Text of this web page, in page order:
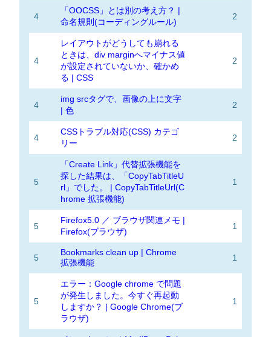
4
「OOCSS」とは別の考え方？ |
命名規則(コーディングルール)
2
4
レイアウトがどうしても崩れる
ときは、div marginへマイナス値
が設定されていないか、確かめ
る | CSS
2
4
img srcタグで、画像の上に文字
| 色
2
4
CSSトラブル対応(CSS) カテゴ
リー
2
5
「Create Link」代替拡張機能を
探した結果は、「CopyTabTitleU
rl」でした。 | CopyTabTitleUrl(C
hrome 拡張機能)
1
5
Firefox5.0 ／ ブラウザ関連メモ |
Firefox(ブラウザ)
1
5
Bookmarks clean up | Chrome
拡張機能
1
5
エラー：Google chrome で問題
が発生しました。今すぐ再起動
しますか？ | Google Chrome(ブ
ラウザ)
1